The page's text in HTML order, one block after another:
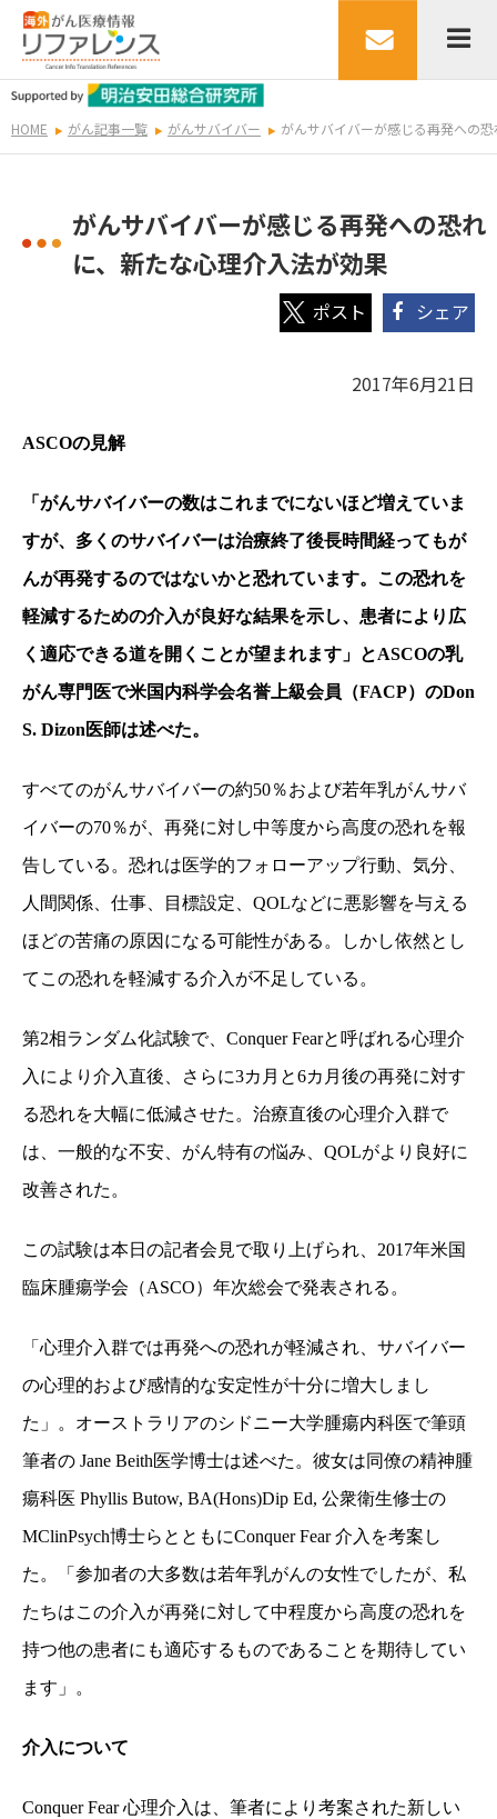
HOME がん記事一覧 がんサバイバー がんサバイバーが感じる再発への
がんサバイバーが感じる再発への恐れ
に、新たな心理介入法が効果
シェア
2017年6月21日
ASCOの見解
「がんサバイバーの数はこれまでにないほど増えていま
すが、多くのサバイバーは治療終了後長時間経ってもが
んが再発するのではないかと恐れています。この恐れを
軽減するための介入が良好な結果を示し、患者により広
く適応できる道を開くことが望まれます」とASCOの乳
がん専門医で米国内科学会名誉上級会員（FACP）のDon
S. Dizon 医師は述べた。
すべてのがんサバイバーの約50％および若年乳がんサバ
イバーの70％が、再発に対し中等度から高度の恐れを報
告している。恐れは医学的フォローアップ行動、気分、
人間関係、仕事、目標設定、 QOLなどに悪影響を与える
ほどの苦痛の原因になる可能性がある。しかし依然とし
てこの恐れを軽減する介入が不足している。
第2相ランダム化試験で、 Conquer Fearと呼ばれる心理介
入により介入直後、さらに3カ月と6カ月後の再発に対す
る恐れを大幅に低減させた。治療直後の心理介入群で
は、一般的な不安、がん特有の悩み、 QOLがより良好に
改善された。
この試験は本日の記者会見で取り上げられ、 2017年米国
臨床腫瘍学会（ASCO）年次総会で発表される。
「心理介入群では再発への恐れが軽減され、サバイバー
の心理的および感情的な安定性が十分に増大しまし
た」。オーストラリアのシドニー大学腫瘍内科医で筆頭
筆者の Jane Beith医学博士は述べた。彼女は同僚の精神腫
瘍科医 Phyllis Butow, BA(Hons)Dip Ed, 公衆衛生修士の
MClinPsych博士らとともにConquer Fear介入を考案し
た。「 参加者の大多数は若年乳がんの女性でしたが、私
たちはこの介入が再発に対して中程度から高度の恐れを
持つ他の患者にも適応するものであることを期待してい
ます」。
介入について
Conquer Fear心理介入は、筆者により考案された新しい